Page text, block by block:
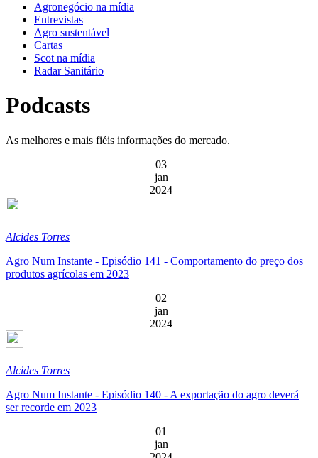
Agronegócio na mídia
Entrevistas
Agro sustentável
Cartas
Scot na mídia
Radar Sanitário
Podcasts
As melhores e mais fiéis informações do mercado.
03
jan
2024
Alcides Torres
Agro Num Instante - Episódio 141 - Comportamento do preço dos
produtos agrícolas em 2023
02
jan
2024
Alcides Torres
Agro Num Instante - Episódio 140 - A exportação do agro deverá
ser recorde em 2023
01
jan